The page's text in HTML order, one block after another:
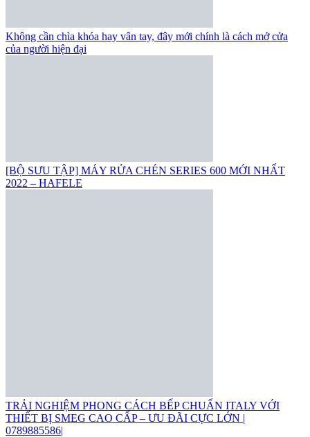
Không cần chìa khóa hay vân tay, đây mới chính là cách mở cửa
của người hiện đại
[BỘ SƯU TẬP] MÁY RỬA CHÉN SERIES 600 MỚI NHẤT
2022 – HAFELE
TRẢI NGHIỆM PHONG CÁCH BẾP CHUẨN ITALY VỚI
THIẾT BỊ SMEG CAO CẤP – ƯU ĐÃI CỰC LỚN |
0789885586|